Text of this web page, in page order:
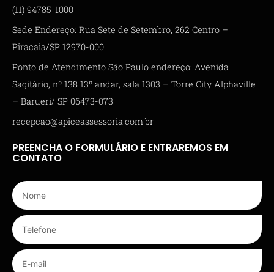
(11) 94785-1000
Sede Endereço: Rua Sete de Setembro, 262 Centro –
Piracaia/SP 12970-000
Ponto de Atendimento São Paulo endereço: Avenida
Sagitário, nº 138 13º andar, sala 1303 – Torre City Alphaville
– Barueri/ SP 06473-073
recepcao@apiceassessoria.com.br
PREENCHA O FORMULÁRIO E ENTRAREMOS EM
CONTATO